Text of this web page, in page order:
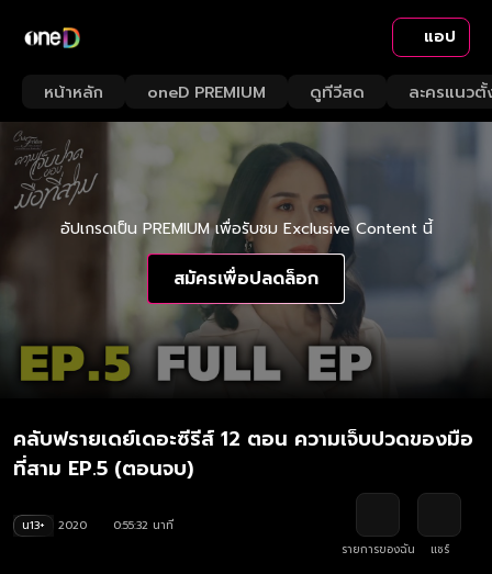
แอป
หน้าหลัก oneD PREMIUM ดูทีวีสด ละครแนวตั้
อัปเกรดเป็น PREMIUM เพื่อรับชม Exclusive Content นี้
สมัครเพื่อปลดล็อก
คลับฟรายเดย์เดอะซีรีส์ 12 ตอน ความเจ็บปวดของมือ
ที่สาม EP.5 (ตอนจบ)
น13+ 2020
0:55:32 นาที
รายการของฉัน
แชร์